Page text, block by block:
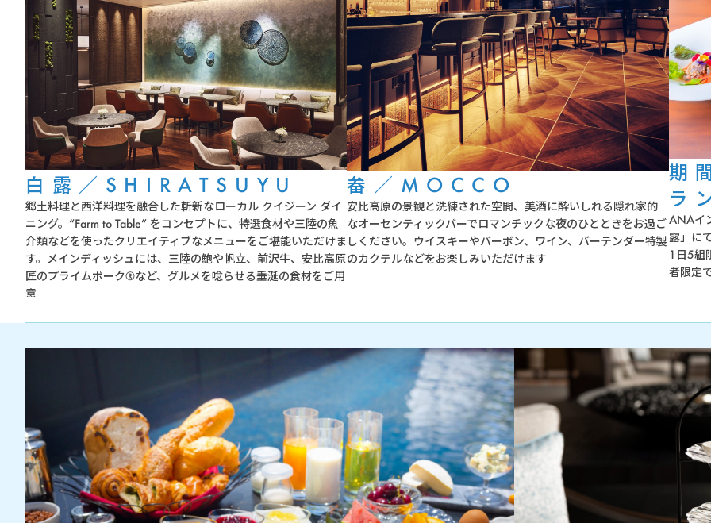
白露／SHIRATSUYU
郷土料理と西洋料理を融合した斬新なローカル クイジーン ダイ
ニング。“Farm to Table” をコンセプトに、特選食材や三陸の魚
介類などを使ったクリエイティブなメニューをご堪能いただけま
す。メインディッシュには、三陸の鮑や帆立、前沢牛、安比高原
匠のプライムポーク®など、グルメを唸らせる垂涎の食材をご用
意
畚／MOCCO
安比高原の景観と洗練された空間、美酒に酔いしれる隠れ家的
なオーセンティックバーでロマンチックな夜のひとときをお過ご
しください。ウイスキーやバーボン、ワイン、バーテンダー特製
のカクテルなどをお楽しみいただけます
期
ラ
ANAイ
露」に
1日5組
者限定